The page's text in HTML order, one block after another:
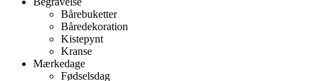
Bårebuketter
Båredekoration
Kistepynt
Kranse
Mærkedage
Fødselsdag